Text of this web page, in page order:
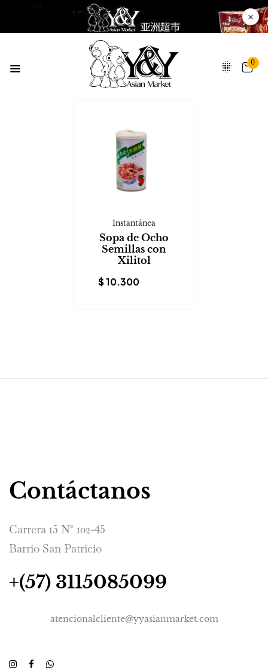
0
Instantánea
Sopa de Ocho
Semillas con
Xilitol
$10.300
Contáctanos
Carrera 15 N° 102-45
Barrio San Patricio
+(57) 3115085099
atencionalcliente@yyasianmarket.com